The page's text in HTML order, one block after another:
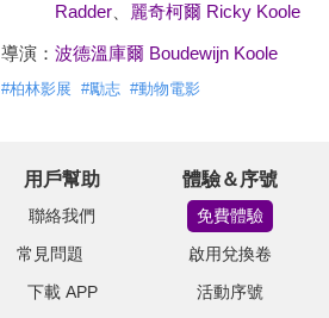
Radder、 麗奇柯爾 Ricky Koole
導演： 波德溫庫爾 Boudewijn Koole
#柏林影展 #勵志 #動物電影
用戶幫助
聯絡我們
常見問題
下載 APP
體驗＆序號
免費體驗
啟用兌換卷
活動序號